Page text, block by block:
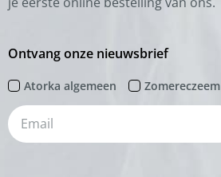
Ontvang onze nieuwsbrief
Atorka algemeen Zomereczeem